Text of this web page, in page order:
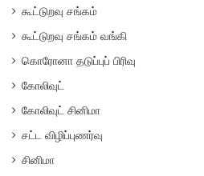
கூட்டுறவு சங்கம்
கூட்டுறவு சங்கம் வங்கி
கொரோனா தடுப்புப் பிரிவு
கோலிவுட்
கோலிவுட் சினிமா
சட்ட விழிப்புணர்வு
சினிமா